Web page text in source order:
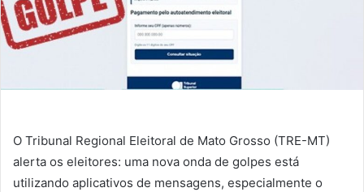
O Tribunal Regional Eleitoral de Mato Grosso (TRE-MT)
alerta os eleitores: uma nova onda de golpes está
utilizando aplicativos de mensagens, especialmente o